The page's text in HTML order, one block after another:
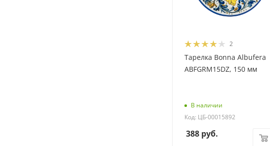
2
Тарелка Bonna Albufera
ABFGRM15DZ, 150 мм
В наличии
Код: ЦБ-00015892
388 руб.